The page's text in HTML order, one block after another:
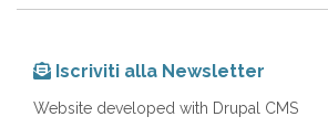
Iscriviti alla Newsletter
Website developed with Drupal CMS